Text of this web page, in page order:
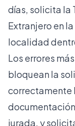
días, solicita la
Extranjero en
localidad
Los errores
bloquean la
correctamente
jurada, y